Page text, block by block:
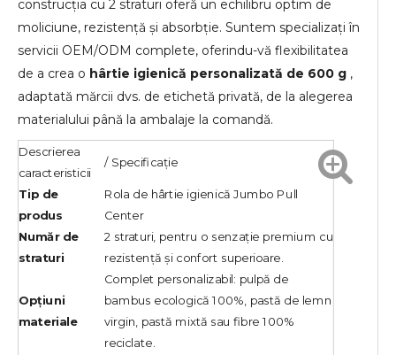
construcția cu 2 straturi oferă un echilibru optim de
moliciune, rezistență și absorbție. Suntem specializați în
servicii OEM/ODM complete, oferindu-vă flexibilitatea
de a crea o hârtie igienică personalizată de 600 g ,
adaptată mărcii dvs. de etichetă privată, de la alegerea
materialului până la ambalaje la comandă.
Descrierea
caracteristicii
/ Specificație
Tip de
produs
Rola de hârtie igienică Jumbo Pull
Center
Număr de
straturi
2 straturi, pentru o senzație premium cu
rezistență și confort superioare.
Opțiuni
materiale
Complet personalizabil: pulpă de
bambus ecologică 100%, pastă de lemn
virgin, pastă mixtă sau fibre 100%
reciclate.